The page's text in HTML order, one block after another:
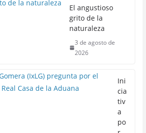
El angustioso
grito de la
naturaleza
3 de agosto de
2026
Ini
cia
tiv
a
po